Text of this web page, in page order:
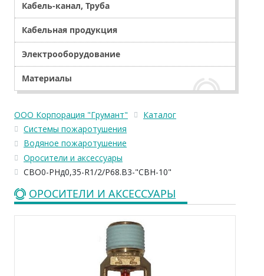
Кабель-канал, Труба
Кабельная продукция
Электрооборудование
Материалы
ООО Корпорация "Грумант"
Каталог
Системы пожаротушения
Водяное пожаротушение
Оросители и аксессуары
СВО0-РНд0,35-R1/2/Р68.В3-"СВН-10"
ОРОСИТЕЛИ И АКСЕССУАРЫ